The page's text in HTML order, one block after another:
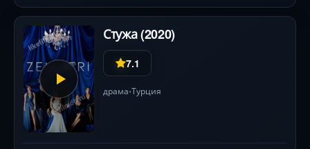
Стужа (2020)
7.1
драма•Турция